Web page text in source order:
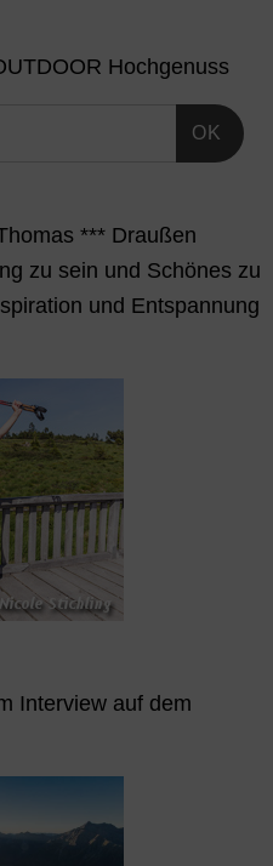
Hochgenuss
OK
*** Draußen
zu sein und Schönes zu
und Entspannung
Interview auf dem